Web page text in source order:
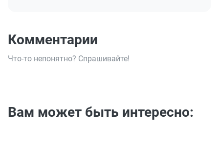
Комментарии
Что-то непонятно? Спрашивайте!
Вам может быть интересно: